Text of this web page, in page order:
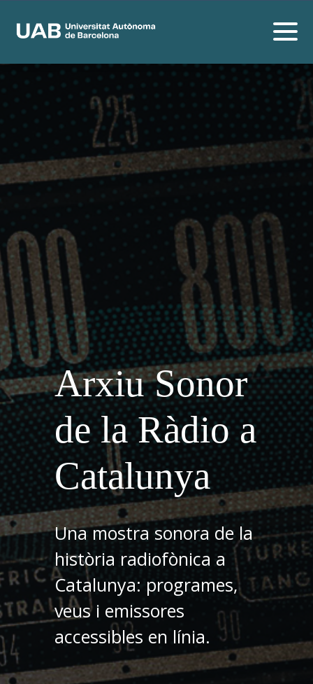
Arxiu Sonor
de la Ràdio a
Catalunya
Una mostra sonora de la
història radiofònica a
Catalunya: programes,
veus i emissores
accessibles en línia.